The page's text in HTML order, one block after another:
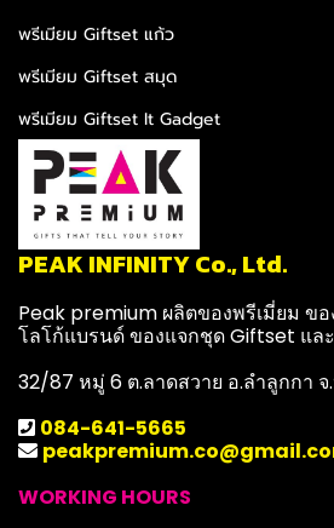
พรีเมียม Giftset แก้ว
พรีเมียม Giftset สมุด
พรีเมียม Giftset It Gadget
PEAK INFINITY Co., Ltd.
Peak premium ผลิตของพรีเมี่ยม ข
โลโก้แบรนด์ ของแจกชุด Giftset แ
32/87 หมู่ 6 ต.ลาดสวาย อ.ลำลูกกา จ
084-641-5665
WORKING HOURS